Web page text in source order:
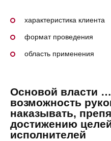
характеристика клиента
формат проведения
область применения
Основой власти
возможность
наказывать,
достижению
исполнителей